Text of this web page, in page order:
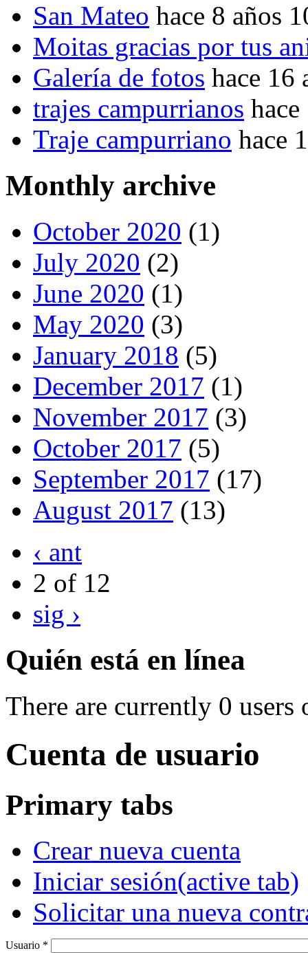
San Mateo hace 8 años
Moitas gracias por tus
Galería de fotos hace 16
trajes campurrianos
Traje campurriano hace
Monthly archive
October 2020 (1)
July 2020 (2)
June 2020 (1)
May 2020 (3)
January 2018 (5)
December 2017 (1)
November 2017 (3)
October 2017 (5)
September 2017 (17)
August 2017 (13)
‹ ant
2 of 12
sig ›
Quién está en línea
There are currently 0 users
Cuenta de usuario
Primary tabs
Crear nueva cuenta
Iniciar sesión(active tab)
Solicitar una nueva
Usuario *